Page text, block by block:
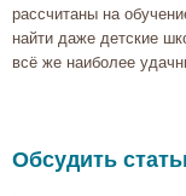
рассчитаны на
найти даже детские
всё же наиболее
Обсудить